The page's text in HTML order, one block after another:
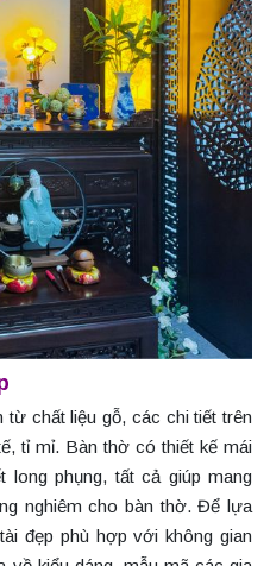
chất liệu gỗ, các chi tiết trên
tỉ mỉ. Bàn thờ có thiết kế mái
long phụng, tất cả giúp mang
nghiêm cho bàn thờ. Để lựa
đẹp phù hợp với không gian